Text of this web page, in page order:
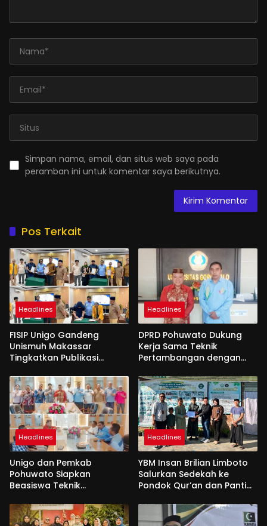
Simpan nama, email, dan situs web saya pada
peramban ini untuk komentar saya berikutnya.
Pos Terkait
Headlines
FISIP Unigo Gandeng
Unismuh Makassar
Tingkatkan Publikasi
Headlines
DPRD Pohuwato Dukung
Kerja Sama Teknik
Pertambangan dengan
Headlines
Unigo dan Pemkab
Pohuwato Siapkan
Beasiswa Teknik
Headlines
YBM Insan Brilian Limboto
Salurkan Sedekah ke
Pondok Qur’an dan Panti